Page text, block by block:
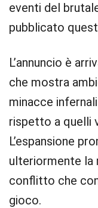
eventi del
pubblicato
L’annuncio è
che mostra
minacce
rispetto a quelli
L’espansione
ulteriormente la
conflitto che
gioco.